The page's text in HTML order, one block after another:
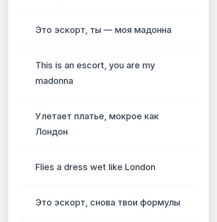
Это эскорт, ты — моя мадонна
This is an escort, you are my
madonna
Улетает платье, мокрое как
Лондон
Flies a dress wet like London
Это эскорт, снова твои формулы